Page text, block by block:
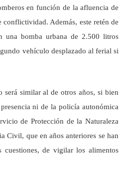
en función de la afluencia de
Además, este retén de
una bomba urbana de 2.500 litros
vehículo desplazado al ferial si
será similar al de otros años, si bien
ni de la policía autonómica
de Protección de la Naturaleza
Civil, que en años anteriores se han
cuestiones, de vigilar los alimentos